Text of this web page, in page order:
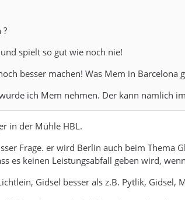
?
spielt so gut wie noch nie!
besser machen! Was Mem in Barcelona
ich Mem nehmen. Der kann nämlich
in der Mühle HBL.
Frage. er wird Berlin auch beim Thema
es keinen Leistungsabfall geben wird,
Gidsel besser als z.B. Pytlik, Gidsel,